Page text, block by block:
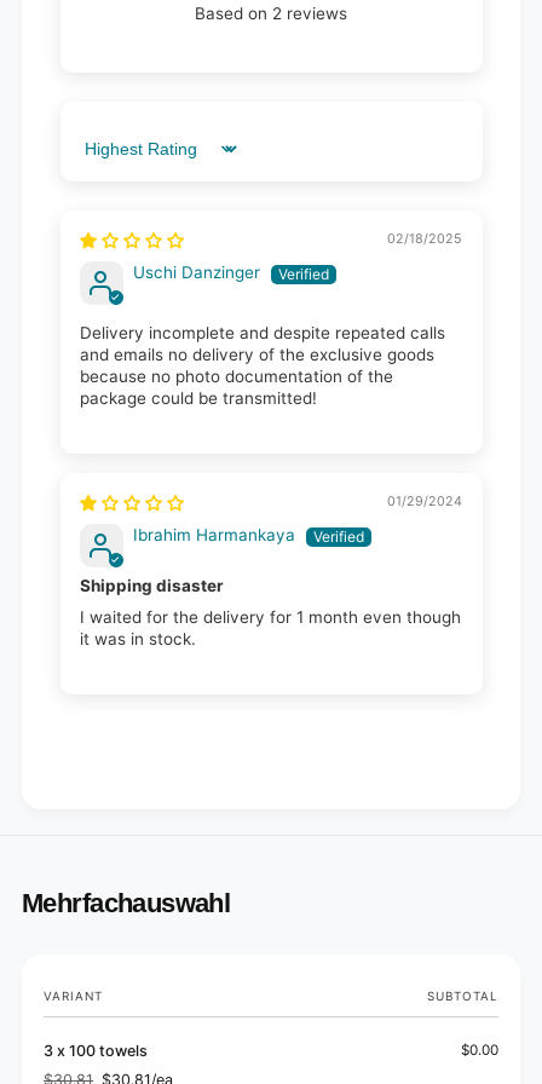
Based on 2 reviews
Sort by
02/18/2025
Uschi Danzinger
Delivery incomplete and despite repeated calls
and emails no delivery of the exclusive goods
because no photo documentation of the
package could be transmitted!
01/29/2024
Ibrahim Harmankaya
Shipping disaster
I waited for the delivery for 1 month even though
it was in stock.
Mehrfachauswahl
Your
cart
VARIANT SUBTOTAL
3 x 100 towels
$30.81 $30.81/ea
$0.00